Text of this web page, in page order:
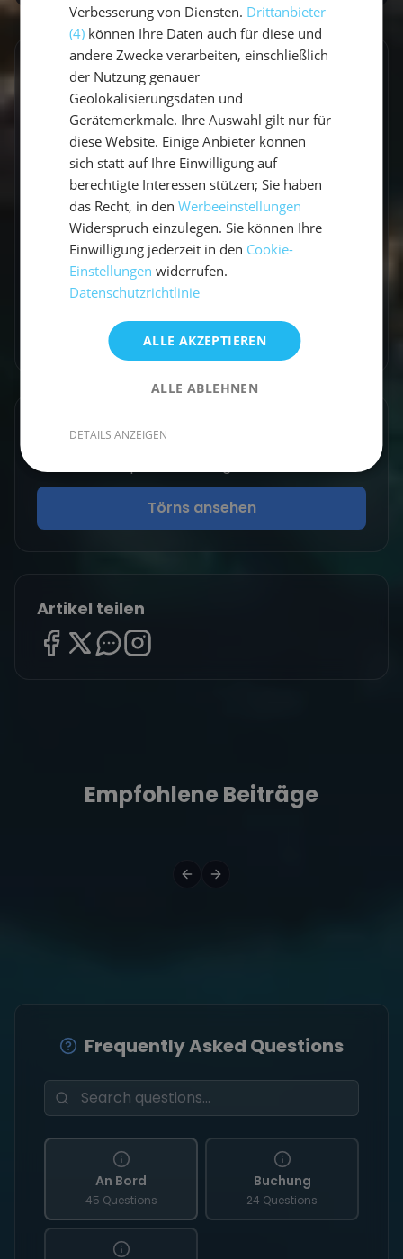
GESCHRIEBEN VON
Claudia Grubert
Travel Influencerin & Segel-Expertin
Claudia ist begeisterte Travel Influencerin und
leidenschaftliche Seglerin. Auf unserem Blog
teilt sie ihre besten Reiseerlebnisse, fundierte
Revierberichte und praktisches Segelwissen
für dein nächstes Abenteuer auf dem Wasser.
Zum Autorenprofil→
Entdecke ähnliche Törns
Finde deinen perfekten Segeltörn
Törns ansehen
Artikel teilen
Empfohlene Beiträge
Frequently Asked Questions
An Bord
45 Questions
Buchung
24 Questions
Verbesserung von Diensten. Drittanbieter
(4) können Ihre Daten auch für diese und
andere Zwecke verarbeiten, einschließlich
der Nutzung genauer
Geolokalisierungsdaten und
Gerätemerkmale. Ihre Auswahl gilt nur für
diese Website. Einige Anbieter können
sich statt auf Ihre Einwilligung auf
berechtigte Interessen stützen; Sie haben
das Recht, in denWerbeeinstellungen
Widerspruch einzulegen. Sie können Ihre
Einwilligung jederzeit in den Cookie-
Einstellungen widerrufen.
Datenschutzrichtlinie
ALLE AKZEPTIEREN
ALLE ABLEHNEN
DETAILS ANZEIGEN